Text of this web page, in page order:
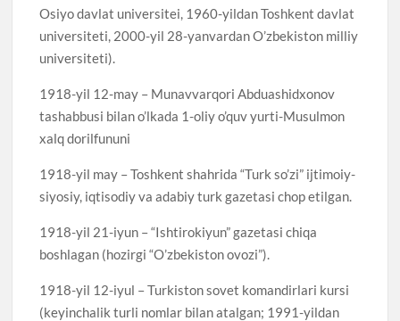
Osiyo davlat universitei, 1960-yildan Toshkent davlat
universiteti, 2000-yil 28-yanvardan O’zbekiston milliy
universiteti).
1918-yil 12-may – Munavvarqori Abduashidxonov
tashabbusi bilan o’lkada 1-oliy o’quv yurti-Musulmon
xalq dorilfununi
1918-yil may – Toshkent shahrida “Turk so’zi” ijtimoiy-
siyosiy, iqtisodiy va adabiy turk gazetasi chop etilgan.
1918-yil 21-iyun – “Ishtirokiyun” gazetasi chiqa
boshlagan (hozirgi “O’zbekiston ovozi”).
1918-yil 12-iyul – Turkiston sovet komandirlari kursi
(keyinchalik turli nomlar bilan atalgan; 1991-yildan